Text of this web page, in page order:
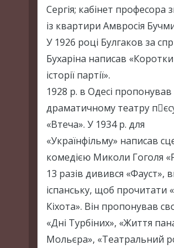
Сергія; кабінет професора
із квартири Амвросія
У 1926 році Булгаков за
Бухаріна написав
історії партії».
1928 р. в Одесі пропонував
драматичному театру
«Втеча». У 1934 р. для
«Українфільму» написав
комедією Миколи Гоголя
13 разів дивився «Фауст»,
іспанську, щоб прочитати
Кіхота». Він пропонував
«Дні Турбіних», «Життя
Мольєра», «Театральний